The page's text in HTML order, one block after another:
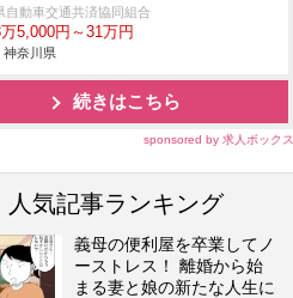
自動車交通共済協同組合
5,000円～31万円
神奈川県
続きはこちら
sponsored by 求人ボックス
人気記事ランキング
義母の便利屋を卒業してノ
ーストレス！ 離婚から始
まる妻と娘の新たな人生に